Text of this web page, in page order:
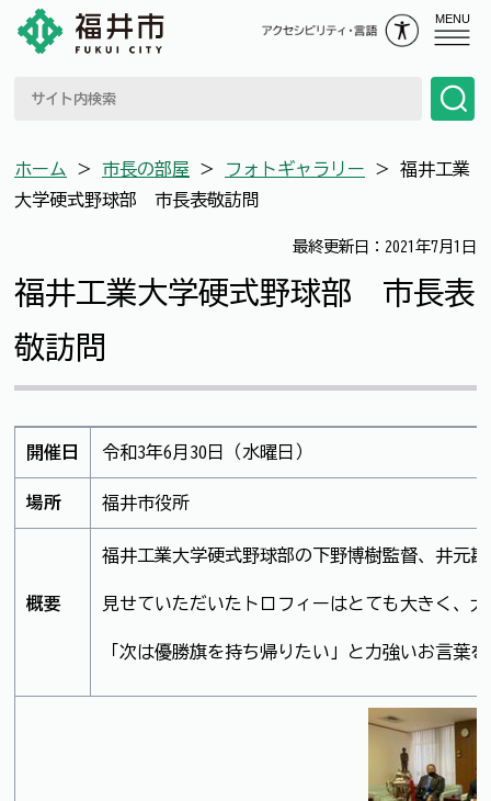
MENU
ホーム ＞ 市長の部屋 ＞ フォトギャラリー ＞ 福井工業
大学硬式野球部 市長表敬訪問
最終更新日：2021年7月1日
福井工業大学硬式野球部 市長表
敬訪問
開催日 令和3年6月30日（水曜日）
場所 福井市役所
概要
福井工業大学硬式野球部の下野博樹監督、井元
見せていただいたトロフィーはとても大きく、
「次は優勝旗を持ち帰りたい」と力強いお言葉